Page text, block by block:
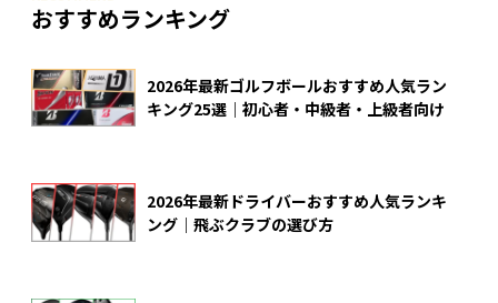
おすすめランキング
2026年最新ゴルフボールおすすめ人気ラン
キング25選｜初心者・中級者・上級者向け
2026年最新ドライバーおすすめ人気ランキ
ング｜飛ぶクラブの選び方